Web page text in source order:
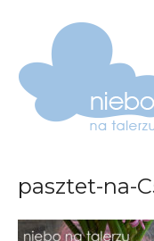
pasztet-na-